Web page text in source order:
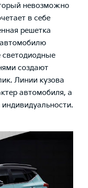
невозможно
в себе
решетка
светодиодные
создают
Линии кузова
автомобиля, а